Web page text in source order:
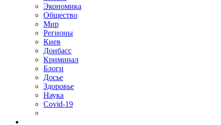
Экономика
Общество
Мир
Регионы
Киев
Донбасс
Криминал
Блоги
Досье
Здоровье
Наука
Covid-19